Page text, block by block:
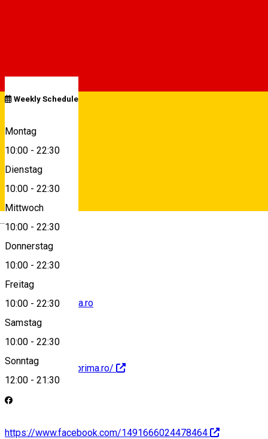
Weekly Schedule
Montag
10:00 - 22:30
Dienstag
10:00 - 22:30
Mittwoch
10:00 - 22:30
Donnerstag
10:00 - 22:30
Freitag
10:00 - 22:30
Samstag
10:00 - 22:30
Sonntag
12:00 - 21:30
Strada Stefan cel Mare nr. 111, Sibiu, Romania
View on map
office@pizzaprima.ro
http://www.pizzaprima.ro/
https://www.facebook.com/1491666024478464